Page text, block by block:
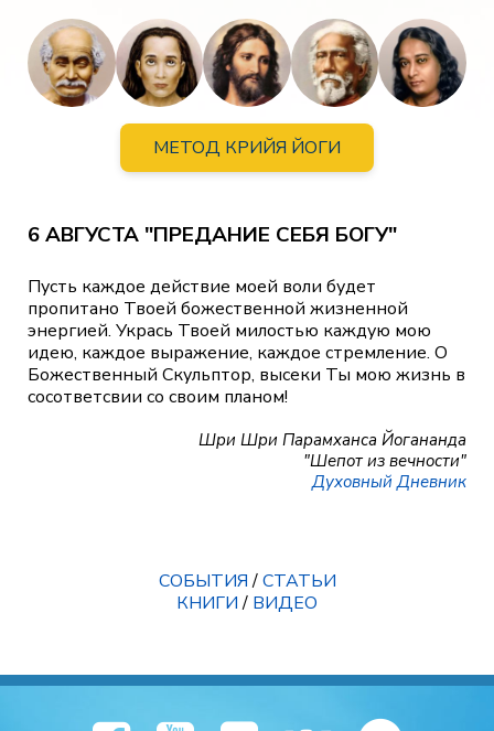
МЕТОД КРИЙЯ ЙОГИ
6 АВГУСТА "ПРЕДАНИЕ СЕБЯ БОГУ"
Пусть каждое действие моей воли будет
пропитано Твоей божественной жизненной
энергией. Укрась Твоей милостью каждую мою
идею, каждое выражение, каждое стремление. О
Божественный Скульптор, высеки Ты мою жизнь в
сосответсвии со своим планом!
Шри Шри Парамханса Йогананда
"Шепот из вечности"
Духовный Дневник
СОБЫТИЯ/СТАТЬИ
КНИГИ/ ВИДЕО